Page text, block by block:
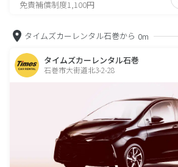
免責補償制度1,100円
タイムズカーレンタル石巻から 0m
タイムズカーレンタル石巻
石巻市大街道北3-2-28